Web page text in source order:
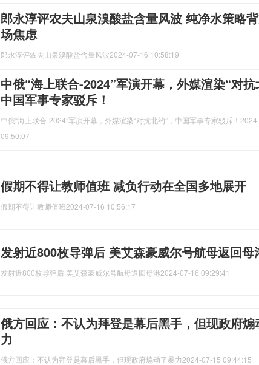
郎永淳评农夫山泉溴酸盐含量风波 纯净水策略
场焦虑
郎永淳评农夫山泉溴酸盐含量风波2024-07-16 10:58:19
中俄“海上联合-2024”军演开幕，外媒渲染“对抗
中国军事专家驳斥！
中俄“海上联合-2024”军演开幕，外媒渲染“对抗北约”，中国军事专家驳斥！
09:50:07
假期不得让教师值班 减负行动在全国多地展开
假期不得让教师值班2024-07-16 10:56:17
发射近800枚导弹后 美艾森豪威尔号航母返回母
发射近800枚导弹后 美艾森豪威尔号航母返回母港2024-07-16 09:29:41
俄方回应：不认为拜登是幕后黑手，但现政府煽
力
俄方回应：不认为拜登是幕后黑手，但现政府煽动了暴力2024-07-15 09:44:15